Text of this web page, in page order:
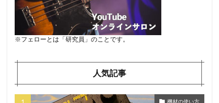
※フェローとは「研究員」のことです。
人気記事
機材の使い方